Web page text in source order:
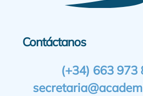
Contáctanos
(+34) 663 973